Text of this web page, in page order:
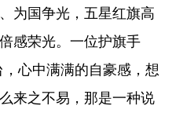
为国争光，五星红旗高
感荣光。一位护旗手
心中满满的自豪感，想
来之不易，那是一种说